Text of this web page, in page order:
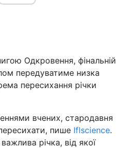
Одкровення, фінальній
передуватиме низка
пересихання річки
вчених, стародавня
пише Iflscience.
річка, від якої